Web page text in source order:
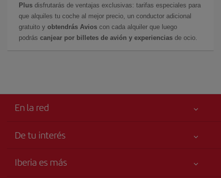
Plus disfrutarás de ventajas exclusivas: tarifas especiales para
que alquiles tu coche al mejor precio, un conductor adicional
gratuito y obtendrás Avios con cada alquiler que luego
podrás canjear por billetes de avión y experiencias de ocio.
En la red
De tu interés
Accesibilidad
Iberia es más